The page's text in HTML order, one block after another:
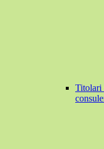
Titolari